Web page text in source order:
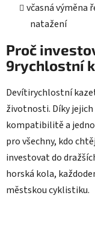
včasná výměna
natažení
Proč
9rychlostní
Devítirychlostní
životnosti. Díky
kompatibilitě a
pro všechny, kdo
investovat do
horská kola,
městskou cyklistiku.